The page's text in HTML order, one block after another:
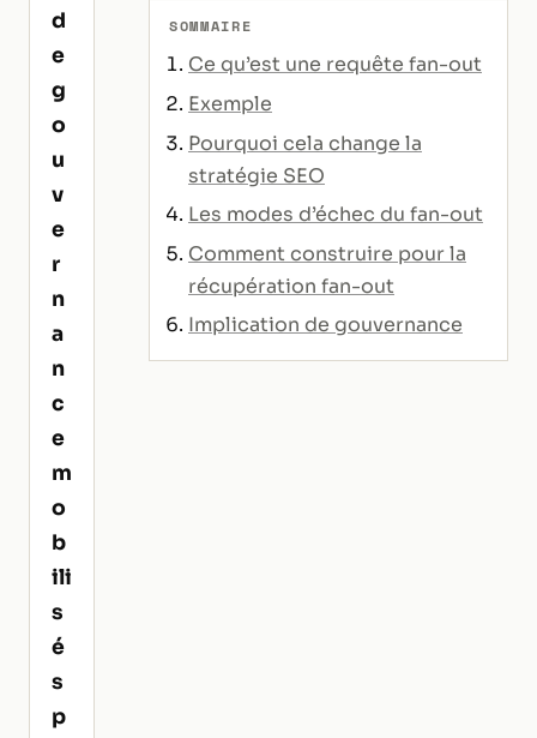
d
e
g
o
u
v
e
r
n
a
n
c
e
m
o
b
ili
s
é
s
p
SOMMAIRE
Ce qu’est une requête fan-out
Exemple
Pourquoi cela change la
stratégie SEO
Les modes d’échec du fan-out
Comment construire pour la
récupération fan-out
Implication de gouvernance